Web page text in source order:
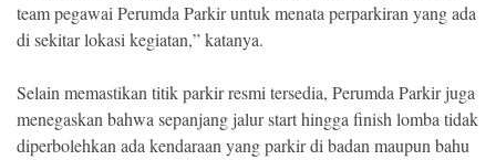
team pegawai Perumda Parkir untuk menata perparkiran yang ada
di sekitar lokasi kegiatan,” katanya.
Selain memastikan titik parkir resmi tersedia, Perumda Parkir juga
menegaskan bahwa sepanjang jalur start hingga finish lomba tidak
diperbolehkan ada kendaraan yang parkir di badan maupun bahu